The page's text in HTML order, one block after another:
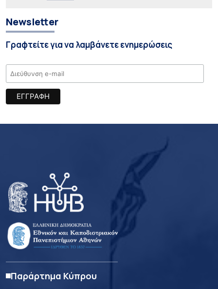
Newsletter
Γραφτείτε για να λαμβάνετε ενημερώσεις
Παράρτημα Κύπρου